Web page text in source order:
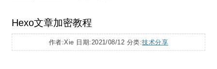
Hexo文章加密教程
作者:Xie 日期:2021/08/12 分类:技术分享